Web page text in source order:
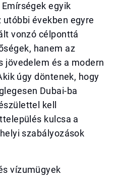
egyik
utóbbi években egyre
vonzó célponttá
hanem az
jövedelem és a modern
úgy döntenek, hogy
Dubai-ba
kell
kulcsa a
szabályozások
vízumügyek